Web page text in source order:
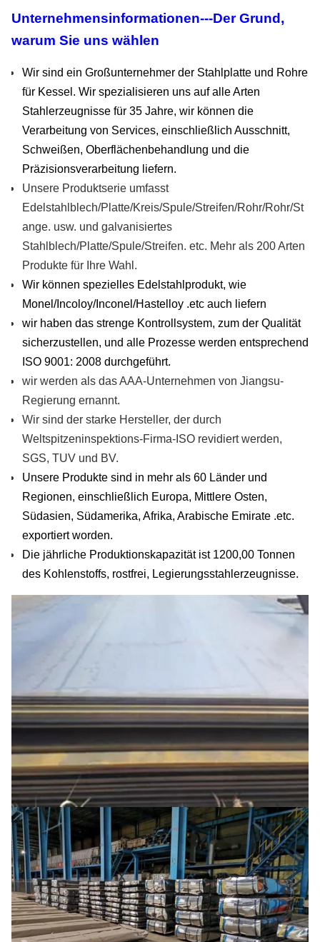
AH36
DNV, ABS, GL, LR, BV, CCS, RINA, NK,
KR
FH36
DNV, ABS, GL, LR, BV, CCS, RINA, NK,
KR
API2HGR42
DNV, ABS, GL, LR, BV, CCS, RINA, NK,
API2HGr50
DNV, ABS, GL, LR, BV, CCS, RINA, NK,
KR
KR
DH40
DNV, ABS, GL, LR, BV, CCS, RINA, NK,
EH40
DNV, ABS, GL, LR, BV, CCS, RINA, NK,
Unternehmensinformationen---Der Grund,
warum Sie uns wählen
Wir sind ein Großunternehmer der Stahlplatte und Rohre
für Kessel. Wir spezialisieren uns auf alle Arten
Stahlerzeugnisse für 35 Jahre, wir können die
Verarbeitung von Services, einschließlich Ausschnitt,
Schweißen, Oberflächenbehandlung und die
Präzisionsverarbeitung liefern.
Unsere Produktserie umfasst
Edelstahlblech/Platte/Kreis/Spule/Streifen/Rohr/Rohr/St
ange. usw. und galvanisiertes
Stahlblech/Platte/Spule/Streifen. etc. Mehr als 200 Arten
Produkte für Ihre Wahl.
Wir können spezielles Edelstahlprodukt, wie
Monel/Incoloy/Inconel/Hastelloy .etc auch liefern
wir haben das strenge Kontrollsystem, zum der Qualität
sicherzustellen, und alle Prozesse werden entsprechend
ISO 9001: 2008 durchgeführt.
wir werden als das AAA-Unternehmen von Jiangsu-
Regierung ernannt.
Wir sind der starke Hersteller, der durch
Weltspitzeninspektions-Firma-ISO revidiert werden,
SGS, TUV und BV.
Unsere Produkte sind in mehr als 60 Länder und
Regionen, einschließlich Europa, Mittlere Osten,
Südasien, Südamerika, Afrika, Arabische Emirate .etc.
exportiert worden.
Die jährliche Produktionskapazität ist 1200,00 Tonnen
des Kohlenstoffs, rostfrei, Legierungsstahlerzeugnisse.